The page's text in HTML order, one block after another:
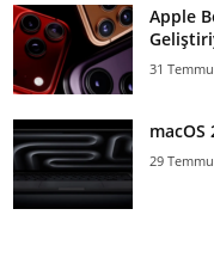
Apple
31
29